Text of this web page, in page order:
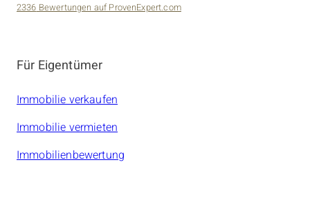
2336 Bewertungen auf ProvenExpert.com
Für Eigentümer
Immobilie verkaufen
Immobilie vermieten
Immobilienbewertung